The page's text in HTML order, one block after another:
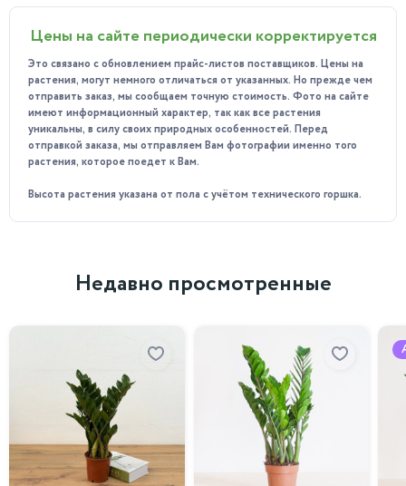
Может использоваться в народной медицине для лечения
некоторых заболеваний, благодаря своим биологически
активным веществам.
Создаёт особую атмосферу для настроения.
Особенности ухода:
Предпочитает яркое рассеяное освещение.
Температурный режим в помещении должен быть в
пределах 15-25°C. Важно избегать резких перепадов
температуры и сквозняков.
растение водой.
глубину 2см. Землю следует держать влажной, но не
переувлажненной.
Для поддержания здоровья растения можно
использовать специальные удобрения для бонсай.
Обрезка по мере необходимости в весенне-летний
период для поддержания декоративного вида и формы.
Почему стоит приобрести у нас?
Цены на сайте периодически корректируется
Это связано с обновлением прайс-листов поставщиков. Цены на
растения, могут немного отличаться от указанных. Но прежде чем
отправить заказ, мы сообщаем точную стоимость. Фото на сайте
имеют информационный характер, так как все растения
уникальны, в силу своих природных особенностей. Перед
отправкой заказа, мы отправляем Вам фотографии именно того
растения, которое поедет к Вам.
Высота растения указана от пола с учётом технического горшка.
Недавно просмотренные